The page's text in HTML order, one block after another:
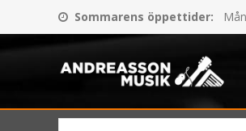
Sommarens öppettider: